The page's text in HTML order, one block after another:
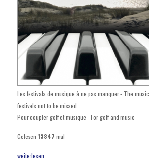
Les festivals de musique à ne pas manquer - The music
festivals not to be missed
Pour coupler golf et musique - For golf and music
Gelesen 13847 mal
weiterlesen ...